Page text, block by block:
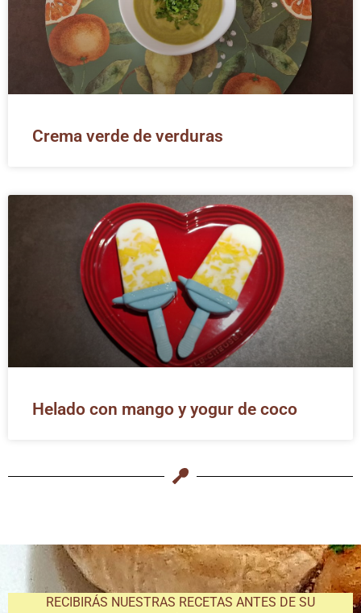
Crema verde de verduras
Helado con mango y yogur de coco
RECIBIRÁS NUESTRAS RECETAS ANTES DE SU